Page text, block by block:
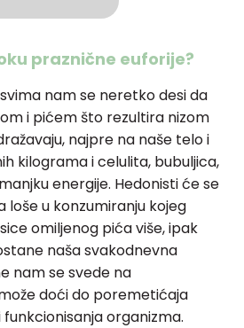
praznične euforije?
nam se neretko desi da
i pićem što rezultira nizom
najpre na naše telo i
kilograma i celulita, bubuljica,
energije. Hedonisti će se
loše u konzumiranju kojeg
omiljenog pića više, ipak
naša svakodnevna
nam se svede na
doći do poremetićaja
organizma.